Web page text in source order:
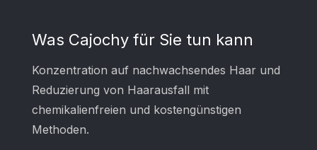
Was Cajochy für Sie tun kann
Konzentration auf nachwachsendes Haar und
Reduzierung von Haarausfall mit
chemikalienfreien und kostengünstigen
Methoden.